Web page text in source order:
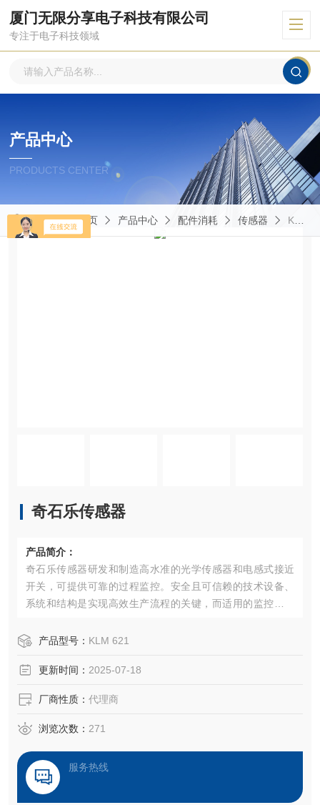
厦门无限分享电子科技有限公司
专注于电子科技领域
产品中心
PRODUCTS CENTER
当前位置：首页 产品中心 配件消耗 传感器 KLM 621奇石乐传感器
奇石乐传感器
产品简介：
奇石乐传感器研发和制造高水准的光学传感器和电感式接近
开关，可提供可靠的过程监控。安全且可信赖的技术设备、
系统和结构是实现高效生产流程的关键，而适用的监控系统
控制（刀具浸入深度测量）等功能保证了冲压和成型过程中
程中的高可靠性和成本效益：故障可在早期阶段被检测到，
产品型号： KLM 621
更新时间： 2025-07-18
厂商性质： 代理商
浏览次数： 271
服务热线